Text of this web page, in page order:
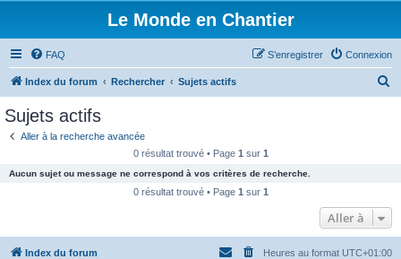
Le Monde en Chantier
FAQ Connexion
S’enregistrer
Index du forum Rechercher Sujets actifs
c
e
Sujets actifs
Aller à la recherche avancée
0 résultat trouvé • Page 1 sur 1
Aucun sujet ou message ne correspond à vos critères de recherche.
0 résultat trouvé • Page 1 sur 1
Aller à
Index du forum Heures au format UTC+01:00